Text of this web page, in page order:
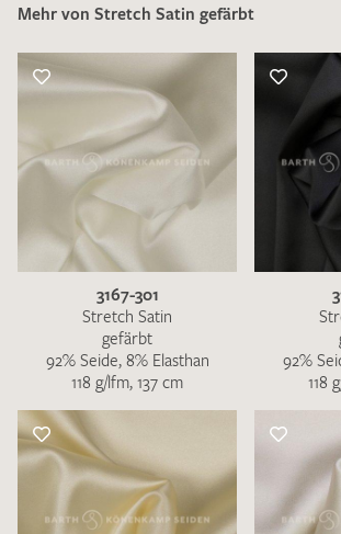
MUSTERANFRAGE SENDEN
Mehr von Stretch Satin gefärbt
3167-301
Stretch Satin
gefärbt
92% Seide, 8% Elasthan
118 g/lfm, 137 cm
92%
118